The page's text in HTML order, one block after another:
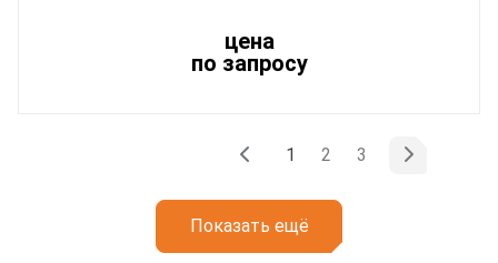
цена
по запросу
1 (текущая)
2 3
Показать ещё